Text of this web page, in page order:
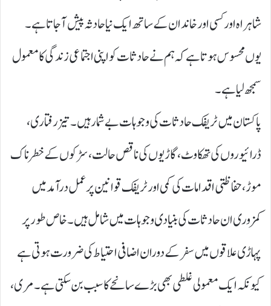
شاہراہ اور کسی اور خاندان کے ساتھ ایک نیا حادثہ پیش آ جاتا ہے۔
یوں محسوس ہوتا ہے کہ ہم نے حادثات کو اپنی اجتماعی زندگی کا معمول
سمجھ لیا ہے۔
پاکستان میں ٹریفک حادثات کی وجوہات بے شمار ہیں۔ تیز رفتاری،
ڈرائیوروں کی تھکاوٹ، گاڑیوں کی ناقص حالت، سڑکوں کے خطرناک
موڑ، حفاظتی اقدامات کی کمی اور ٹریفک قوانین پر عمل درآمد میں
کمزوری ان حادثات کی بنیادی وجوہات میں شامل ہیں۔ خاص طور پر
پہاڑی علاقوں میں سفر کے دوران اضافی احتیاط کی ضرورت ہوتی ہے
کیونکہ ایک معمولی غلطی بھی بڑے سانحے کا سبب بن سکتی ہے۔ مری،